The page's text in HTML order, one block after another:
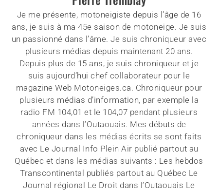
Je me présente, motoneigiste depuis l’âge de 16
ans, je suis à ma 45e saison de motoneige. Je suis
un passionné dans l’âme. Je suis chroniqueur avec
plusieurs médias depuis maintenant 20 ans.
Depuis plus de 15 ans, je suis chroniqueur et je
suis aujourd’hui chef collaborateur pour le
magazine Web Motoneiges.ca. Chroniqueur pour
plusieurs médias d’information, par exemple la
radio FM 104,01 et le 104,07 pendant plusieurs
années dans l’Outaouais. Mes débuts de
chroniqueur dans les médias écrits se sont faits
avec Le Journal Info Plein Air publié partout au
Québec et dans les médias suivants : Les hebdos
Transcontinental publiés partout au Québec Le
Journal régional Le Droit dans l’Outaouais Le